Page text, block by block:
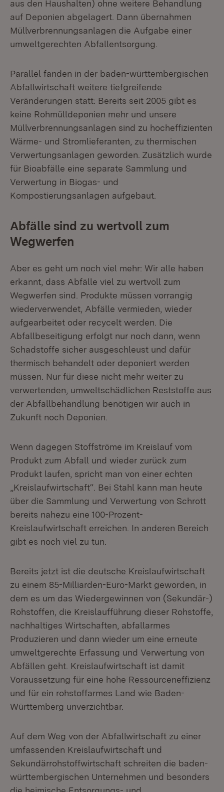
aus den Haushalten) ohne weitere Behandlung
auf Deponien abgelagert. Dann übernahmen
Müllverbrennungsanlagen die Aufgabe einer
umweltgerechten Abfallentsorgung.
Parallel fanden in der baden-württembergischen
Abfallwirtschaft weitere tiefgreifende
Veränderungen statt: Bereits seit 2005 gibt es
keine Rohmülldeponien mehr und unsere
Müllverbrennungsanlagen sind zu hocheffizienten
Wärme- und Stromlieferanten, zu thermischen
Verwertungsanlagen geworden. Zusätzlich wurde
für Bioabfälle eine separate Sammlung und
Verwertung in Biogas- und
Kompostierungsanlagen aufgebaut.
Abfälle sind zu wertvoll zum
Wegwerfen
Aber es geht um noch viel mehr: Wir alle haben
erkannt, dass Abfälle viel zu wertvoll zum
Wegwerfen sind. Produkte müssen vorrangig
wiederverwendet, Abfälle vermieden, wieder
aufgearbeitet oder recycelt werden. Die
Abfallbeseitigung erfolgt nur noch dann, wenn
Schadstoffe sicher ausgeschleust und dafür
thermisch behandelt oder deponiert werden
müssen. Nur für diese nicht mehr weiter zu
verwertenden, umweltschädlichen Reststoffe aus
der Abfallbehandlung benötigen wir auch in
Zukunft noch Deponien.
Wenn dagegen Stoffströme im Kreislauf vom
Produkt zum Abfall und wieder zurück zum
Produkt laufen, spricht man von einer echten
„Kreislaufwirtschaft“. Bei Stahl kann man heute
über die Sammlung und Verwertung von Schrott
bereits nahezu eine 100-Prozent-
Kreislaufwirtschaft erreichen. In anderen Bereich
gibt es noch viel zu tun.
Bereits jetzt ist die deutsche Kreislaufwirtschaft
zu einem 85-Milliarden-Euro-Markt geworden, in
dem es um das Wiedergewinnen von (Sekundär-)
Rohstoffen, die Kreislaufführung dieser Rohstoffe,
nachhaltiges Wirtschaften, abfallarmes
Produzieren und dann wieder um eine erneute
umweltgerechte Erfassung und Verwertung von
Abfällen geht. Kreislaufwirtschaft ist damit
Voraussetzung für eine hohe Ressourceneffizienz
und für ein rohstoffarmes Land wie Baden-
Württemberg unverzichtbar.
Auf dem Weg von der Abfallwirtschaft zu einer
umfassenden Kreislaufwirtschaft und
Sekundärrohstoffwirtschaft schreiten die baden-
württembergischen Unternehmen und besonders